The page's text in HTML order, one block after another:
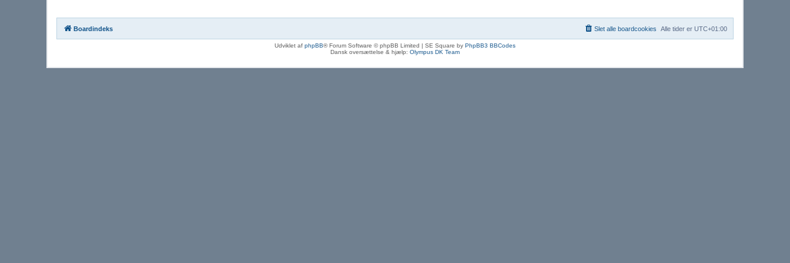
Boardindeks Alle tider er UTC+01:00
Slet alle boardcookies
Udviklet af phpBB® Forum Software © phpBB Limited | SE Square by PhpBB3 BBCodes
Dansk oversættelse & hjælp: Olympus DK Team